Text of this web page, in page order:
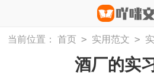
当前位置： 首页 > 实用范文 >
酒厂的实